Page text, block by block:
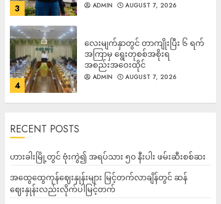
3 ADMIN AUGUST 7, 2026
4
လေးမျက်နှာတွင် တာကျိုးပြီး ၆ ရက်
အကြာမှ ရွေးတုစစ်အစိုးရ
အစည်းအဝေးထိုင်
ADMIN AUGUST 7, 2026
RECENT POSTS
ဟားခါးမြို့တွင် ဗုံးကွဲ၍ အရပ်သား ၅၀ နီးပါး ဖမ်းဆီးစစ်ဆး
အထွေထွေကုန်ဈေးနှုန်းများ မြင့်တက်လာချိန်တွင် ဆန်
ဈေးနှုန်းလည်းလိုက်ပါမြင့်တက်